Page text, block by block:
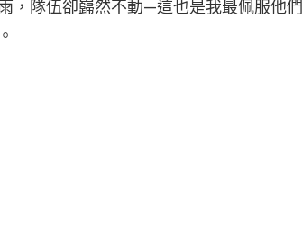
，隊伍卻巋然不動—這也是我最佩服他們